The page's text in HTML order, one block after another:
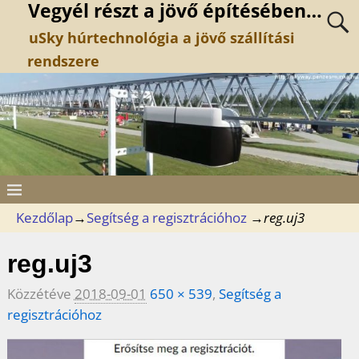
Vegyél részt a jövő építésében…
uSky húrtechnológia a jövő szállítási
rendszere
Kezdőlap→Segítség a regisztrációhoz →reg.uj3
reg.uj3
Közzétéve 2018-09-01 650 × 539, Segítség a
regisztrációhoz